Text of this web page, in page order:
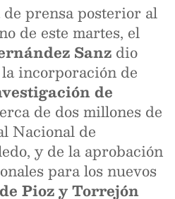
prensa posterior al
de este martes, el
Sanz dio
incorporación de
de
de dos millones de
Nacional de
y de la aprobación
para los nuevos
Pioz y Torrejón